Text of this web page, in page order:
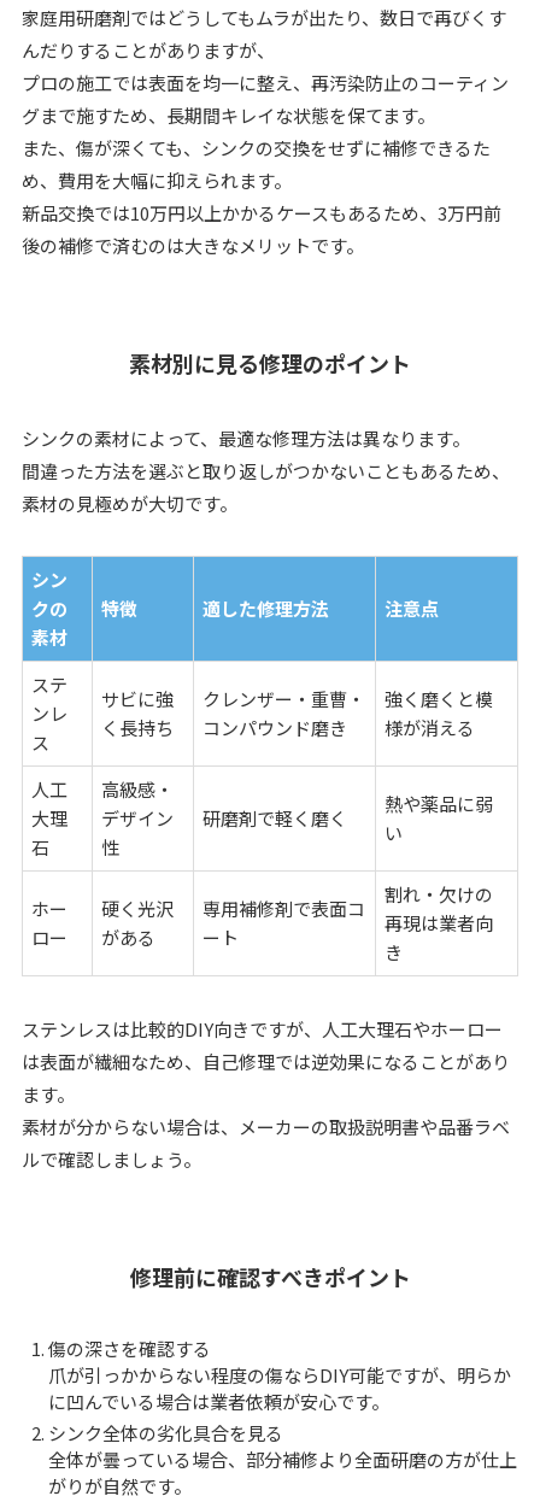
家庭用研磨剤ではどうしてもムラが出たり、数日で再びくす
んだりすることがありますが、
プロの施工では表面を均一に整え、再汚染防止のコーティン
グまで施すため、長期間キレイな状態を保てます。
また、傷が深くても、シンクの交換をせずに補修できるた
め、費用を大幅に抑えられます。
新品交換では10万円以上かかるケースもあるため、3万円前
後の補修で済むのは大きなメリットです。
素材別に見る修理のポイント
シンクの素材によって、最適な修理方法は異なります。
間違った方法を選ぶと取り返しがつかないこともあるため、
素材の見極めが大切です。
シン
クの
素材
特徴 適した修理方法 注意点
ステ
ンレ
ス
サビに強
く長持ち
クレンザー・重曹・
コンパウンド磨き
強く磨くと模
様が消える
人工
大理
石
高級感・
デザイン
性
研磨剤で軽く磨く
熱や薬品に弱
い
ホー
ロー
硬く光沢
がある
専用補修剤で表面コ
ート
割れ・欠けの
再現は業者向
き
ステンレスは比較的DIY向きですが、人工大理石やホーロー
は表面が繊細なため、自己修理では逆効果になることがあり
ます。
素材が分からない場合は、メーカーの取扱説明書や品番ラベ
ルで確認しましょう。
修理前に確認すべきポイント
傷の深さを確認する
爪が引っかからない程度の傷ならDIY可能ですが、明らか
に凹んでいる場合は業者依頼が安心です。
シンク全体の劣化具合を見る
全体が曇っている場合、部分補修より全面研磨の方が仕上
がりが自然です。